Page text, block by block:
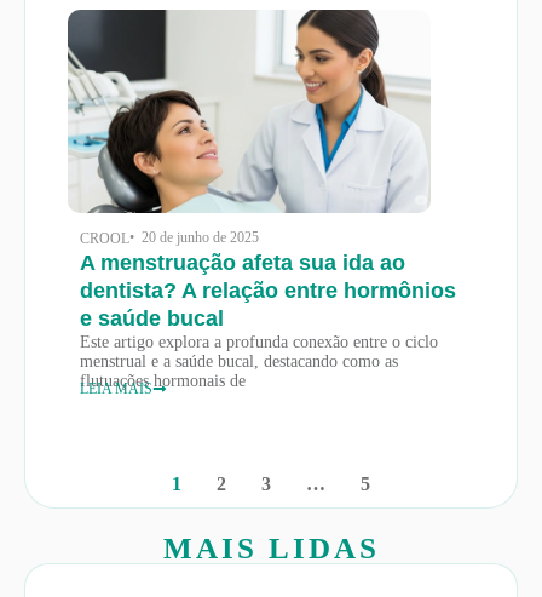
CROOL• 20 de junho de 2025
A menstruação afeta sua ida ao
dentista? A relação entre hormônios
e saúde bucal
Este artigo explora a profunda conexão entre o ciclo
menstrual e a saúde bucal, destacando como as
flutuações hormonais de
LEIA MAIS
1 2 3 … 5
MAIS LIDAS